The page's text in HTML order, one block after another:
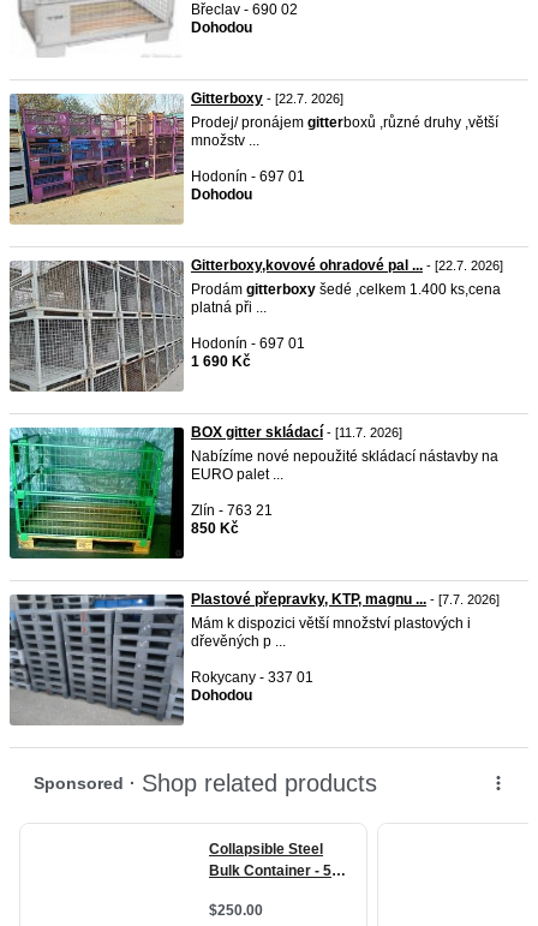
Břeclav - 690 02
Dohodou
Gitterboxy - [22.7. 2026]
Prodej/ pronájem gitterboxů ,různé druhy ,větší
množstv ...
Hodonín - 697 01
Dohodou
Gitterboxy,kovové ohradové pal ... - [22.7. 2026]
Prodám gitterboxy šedé ,celkem 1.400 ks,cena
platná při ...
Hodonín - 697 01
1 690 Kč
BOX gitter skládací - [11.7. 2026]
Nabízíme nové nepoužité skládací nástavby na
EURO palet ...
Zlín - 763 21
850 Kč
Plastové přepravky, KTP, magnu ... - [7.7. 2026]
Mám k dispozici větší množství plastových i
dřevěných p ...
Rokycany - 337 01
Dohodou